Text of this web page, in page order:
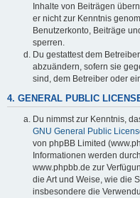
Inhalte von Beiträgen
er nicht zur Kenntnis
Benutzerkonto, Beiträge
sperren.
Du gestattest dem
abzuändern, sofern sie
sind, dem Betreiber oder
4. GENERAL PUBLIC
Du nimmst zur Kenntnis,
GNU General Public
von phpBB Limited
Informationen werden
www.phpbb.de zur
die Art und Weise, wie die
insbesondere die